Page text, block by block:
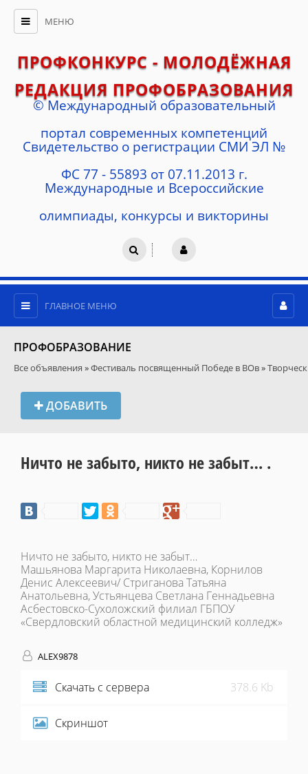
МЕНЮ
ПРОФКОНКУРС - МОЛОДЁЖНАЯ
РЕДАКЦИЯ ПРОФОБРАЗОВАНИЯ
© Международный образовательный
портал современных компетенций
Cвидетельство о регистрации СМИ ЭЛ №
ФС 77 - 55893 от 07.11.2013 г.
Международные и Всероссийские
олимпиады, конкурсы и викторины
ГЛАВНОЕ МЕНЮ
ПРОФОБРАЗОВАНИЕ
Все объявления »Фестиваль посвященный Победе в ВОв»
ДОБАВИТЬ
Ничто не забыто, никто не забыт… .
Ничто не забыто, никто не забыт…
Машьянова Маргарита Николаевна, Корнилов
Денис Алексеевич/ Стриганова Татьяна
Анатольевна, Устьянцева Светлана Геннадьевна
Асбестовско-Сухоложский филиал ГБПОУ
«Свердловский областной медицинский колледж»
ALEX9878
Скачать с сервера 378.6 Kb
Скриншот